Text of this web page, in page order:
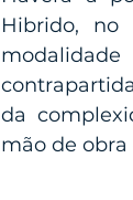
Hibrido, no
da
mão de